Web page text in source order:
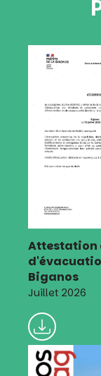
Attestation
Biganos
Juillet 2026